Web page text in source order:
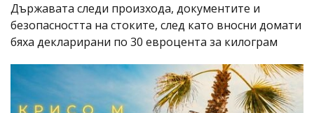
Държавата следи произхода, документите и
безопасността на стоките, след като вносни домати
бяха декларирани по 30 евроцента за килограм